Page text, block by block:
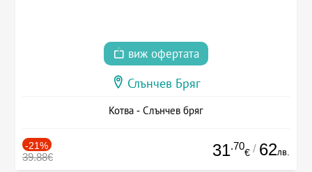
виж офертата
Слънчев Бряг
Котва - Слънчев бряг
-21%
39.88€ 31.70
€ / 62лв.